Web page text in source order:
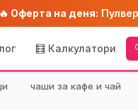
🔥 Оферта на деня:
🧮 Калкулатори
чаши за кафе и чай